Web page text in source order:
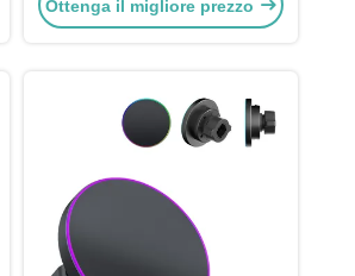
Ottenga il migliore prezzo